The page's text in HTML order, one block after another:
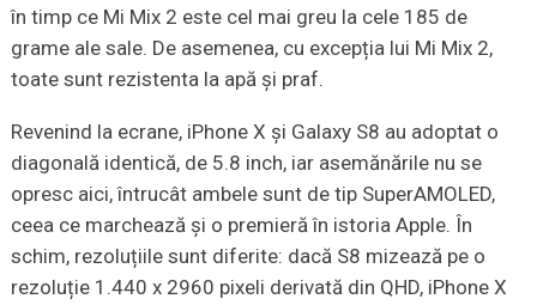
în timp ce Mi Mix 2 este cel mai greu la cele 185 de
grame ale sale. De asemenea, cu excepția lui Mi Mix 2,
toate sunt rezistenta la apă și praf.
Revenind la ecrane, iPhone X și Galaxy S8 au adoptat o
diagonală identică, de 5.8 inch, iar asemănările nu se
opresc aici, întrucât ambele sunt de tip SuperAMOLED,
ceea ce marchează și o premieră în istoria Apple. În
schim, rezoluțiile sunt diferite: dacă S8 mizează pe o
rezoluție 1.440 x 2960 pixeli derivată din QHD, iPhone X